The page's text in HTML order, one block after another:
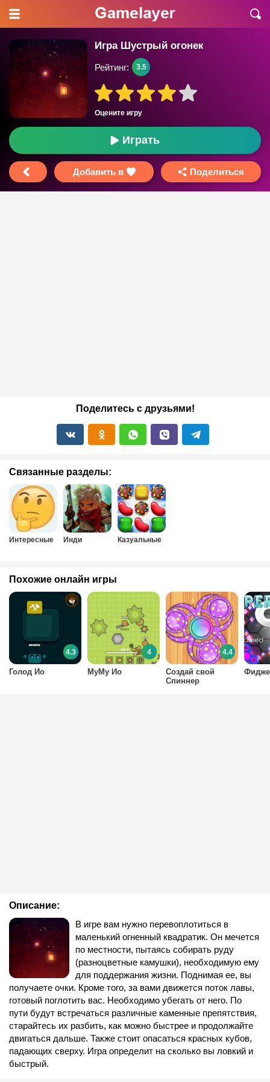
Игра Шустрый огонек
Оцените игру
Рейтинг: 3.5
Играть
Добавить в Поделиться
Поделитесь с друзьями!
Связанные разделы:
Интересные Инди Казуальные
Описание:
В игре вам нужно перевоплотиться в
маленький огненный квадратик. Он мечется
по местности, пытаясь собирать руду
(разноцветные камушки), необходимую ему
для поддержания жизни. Поднимая ее, вы
получаете очки. Кроме того, за вами движется поток лавы,
готовый поглотить вас. Необходимо убегать от него. По
пути будут встречаться различные каменные препятствия,
старайтесь их разбить, как можно быстрее и продолжайте
двигаться дальше. Также стоит опасаться красных кубов,
падающих сверху. Игра определит на сколько вы ловкий и
быстрый.
Похожие онлайн игры
Голод Ио
4.3
МуМу Ио
4
Создай свой
Спиннер
4.4